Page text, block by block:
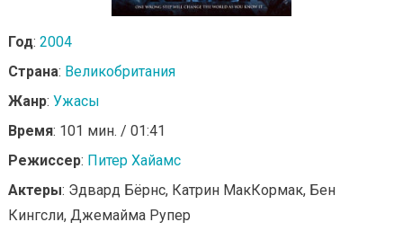
Год: 2004
Страна: Великобритания
Жанр: Ужасы
Время: 101 мин. / 01:41
Режиссер: Питер Хайамс
Актеры: Эдвард Бёрнс, Катрин МакКормак, Бен
Кингсли, Джемайма Рупер